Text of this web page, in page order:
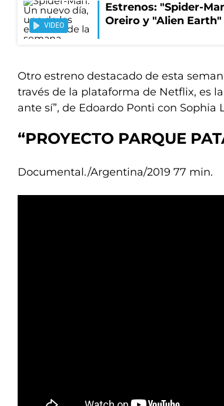
VIDEO
Estrenos: "Spider-
Oreiro y "Alien Earth"
Otro estreno destacado de esta
través de la plataforma de Netflix, es
ante sí”, de Edoardo Ponti con Sophia
“PROYECTO PARQUE
Documental./Argentina/2019 77 min.